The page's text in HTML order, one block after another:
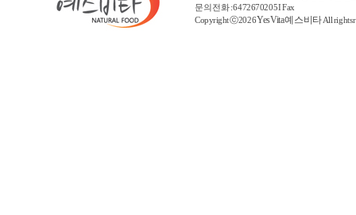
문의 전화 : 6472670205 I Fax
Copyright ⓒ2026YesVita 예스비타All rights